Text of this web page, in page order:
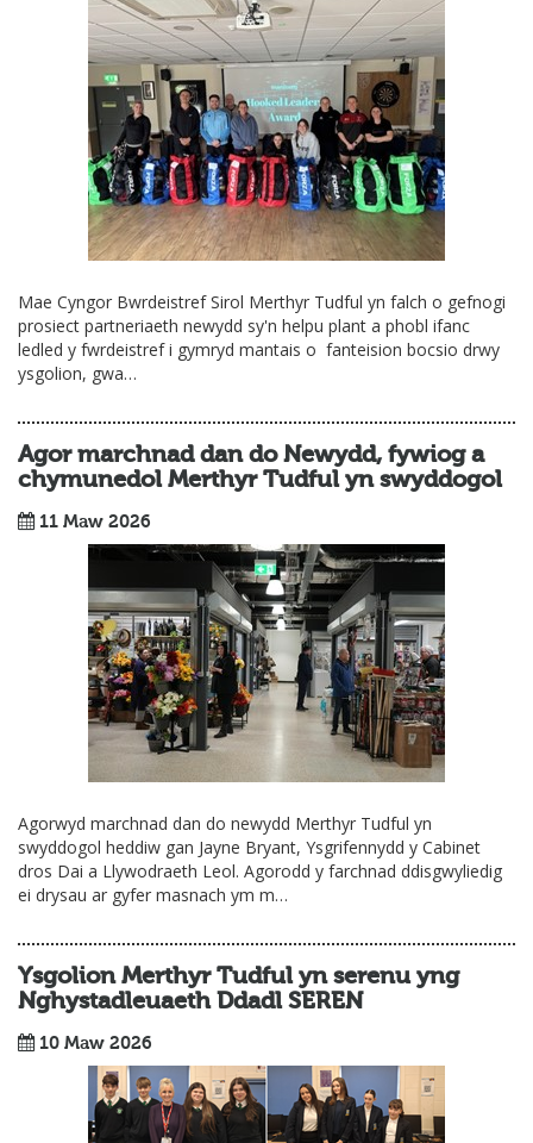
Mae Cyngor Bwrdeistref Sirol Merthyr Tudful yn falch o gefnogi
prosiect partneriaeth newydd sy'n helpu plant a phobl ifanc
ledled y fwrdeistref i gymryd mantais o fanteision bocsio drwy
ysgolion, gwa…
Agor marchnad dan do Newydd, fywiog a
chymunedol Merthyr Tudful yn swyddogol
11 Maw 2026
Agorwyd marchnad dan do newydd Merthyr Tudful yn
swyddogol heddiw gan Jayne Bryant, Ysgrifennydd y Cabinet
dros Dai a Llywodraeth Leol. Agorodd y farchnad ddisgwyliedig
ei drysau ar gyfer masnach ym m…
Ysgolion Merthyr Tudful yn serenu yng
Nghystadleuaeth Ddadl SEREN
10 Maw 2026